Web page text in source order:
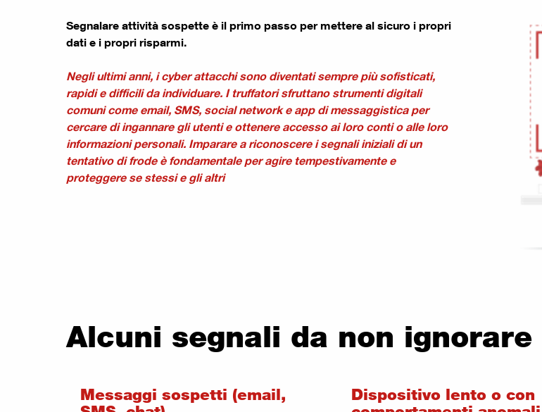
Segnalare attività sospette è il primo passo per mettere al sicuro i propri
dati e i propri risparmi.
Negli ultimi anni, i cyber attacchi sono diventati sempre più sofisticati,
rapidi e difficili da individuare. I truffatori sfruttano strumenti digitali
comuni come email, SMS, social network e app di messaggistica per
cercare di ingannare gli utenti e ottenere accesso ai loro conti o alle loro
informazioni personali. Imparare a riconoscere i segnali iniziali di un
tentativo di frode è fondamentale per agire tempestivamente e
proteggere se stessi e gli altri
Alcuni segnali da non ignorare
Messaggi sospetti (email,
Dispositivo lento o con